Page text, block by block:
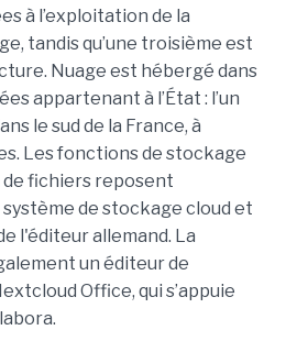
à l’exploitation de la
tandis qu’une troisième est
Nuage est hébergé dans
appartenant à l’État : l’un
le sud de la France, à
Les fonctions de stockage
fichiers reposent
de stockage cloud et
l'éditeur allemand. La
un éditeur de
Office, qui s’appuie